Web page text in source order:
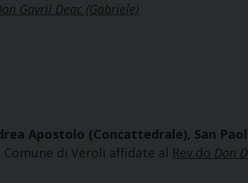
Gavril Deac (Gabriele)
Apostolo (Concattedrale), San
di Veroli affidate al Rev.do Don